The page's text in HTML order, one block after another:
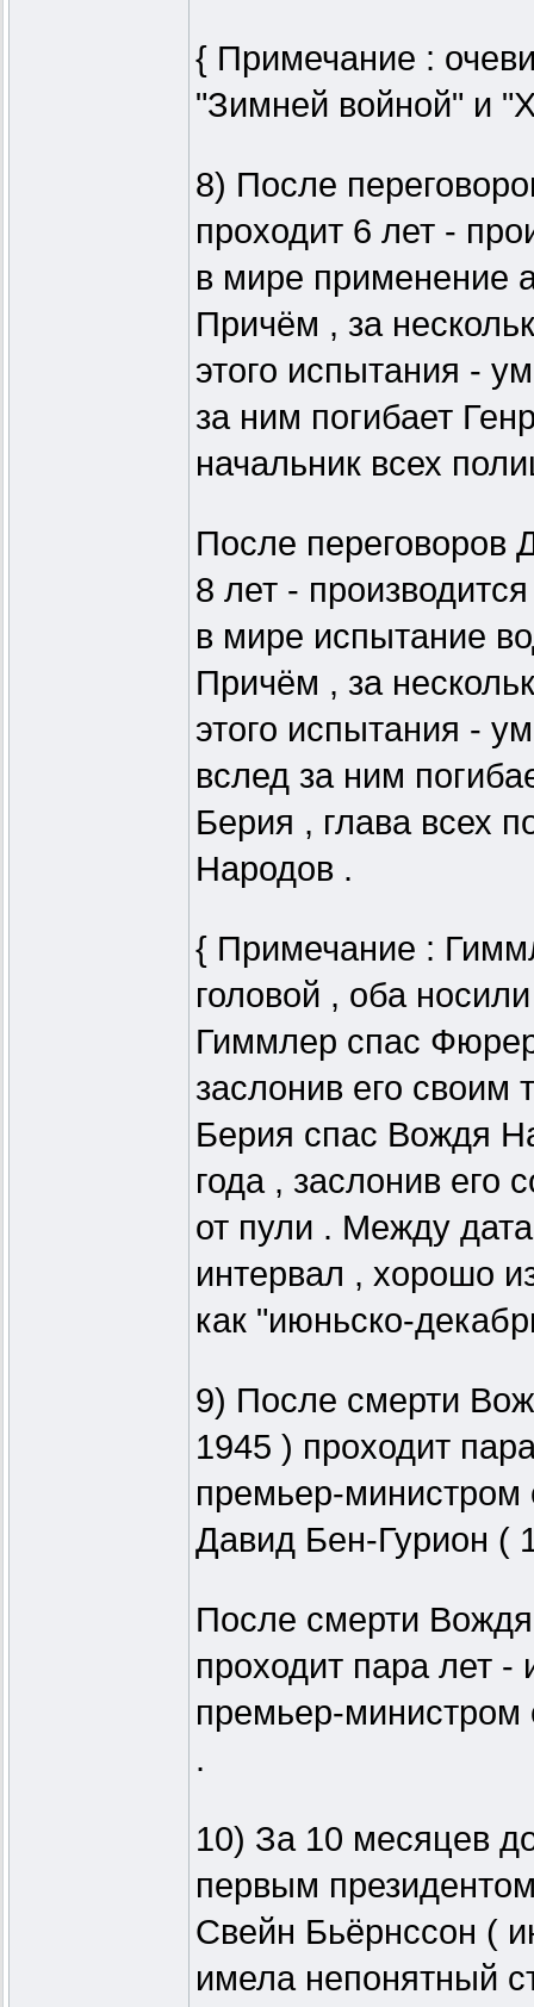
{ Примечание :
"Зимней войной" и
8) После
проходит 6 лет -
в мире применение
Причём , за
этого испытания -
за ним погибает
начальник всех
После переговоров
8 лет -
в мире испытание
Причём , за
этого испытания -
вслед за ним
Берия , глава всех
Народов .
{ Примечание :
головой , оба
Гиммлер спас
заслонив его своим
Берия спас Вождя
года , заслонив его
от пули . Между
интервал , хорошо
как "июньско-
9) После смерти
1945 ) проходит
премьер-министром
Давид Бен-Гурион (
После смерти Вождя
проходит пара лет -
премьер-министром
.
10) За 10 месяцев
первым
Свейн Бьёрнссон (
имела непонятный